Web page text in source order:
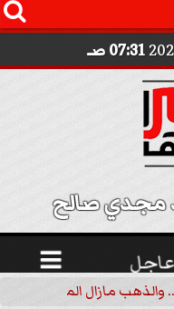
07:31 صـ
صالح
عاجل 
مازال الملاذ الآمن |